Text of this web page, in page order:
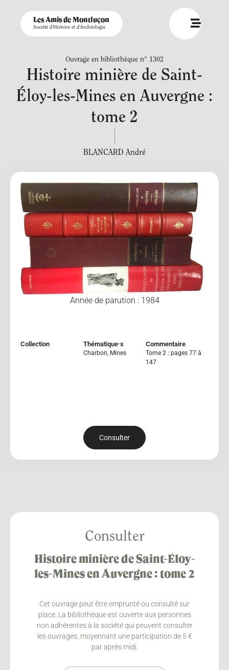
Les Amis de Montluçon
Société d'Histoire et d'Archéologie
Ouvrage en bibliothèque n° 1302
Histoire minière de Saint-
Éloy-les-Mines en Auvergne :
tome 2
BLANCARD André
Année de parution : 1984
Collection Thématique·s
Charbon Mines
Commentaire
Tome 2 : pages 77 à
147
Consulter
Consulter
Histoire minière de Saint-Éloy-
les-Mines en Auvergne : tome 2
Cet ouvrage peut être emprunté ou consulté sur
place. La bibliothèque est ouverte aux personnes
non adhérentes à la société qui peuvent consulter
les ouvrages, moyennant une participation de 5 €
par après midi.